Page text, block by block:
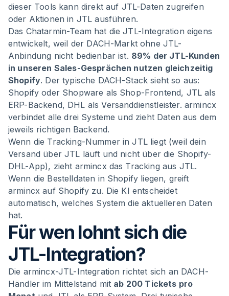
dieser Tools kann direkt auf JTL-Daten zugreifen
oder Aktionen in JTL ausführen.
Das Chatarmin-Team hat die JTL-Integration eigens
entwickelt, weil der DACH-Markt ohne JTL-
Anbindung nicht bedienbar ist. 89% der JTL-Kunden
in unseren Sales-Gesprächen nutzen gleichzeitig
Shopify. Der typische DACH-Stack sieht so aus:
Shopify oder Shopware als Shop-Frontend, JTL als
ERP-Backend, DHL als Versanddienstleister. armincx
verbindet alle drei Systeme und zieht Daten aus dem
jeweils richtigen Backend.
Wenn die Tracking-Nummer in JTL liegt (weil dein
Versand über JTL läuft und nicht über die Shopify-
DHL-App), zieht armincx das Tracking aus JTL.
Wenn die Bestelldaten in Shopify liegen, greift
armincx auf Shopify zu. Die KI entscheidet
automatisch, welches System die aktuelleren Daten
hat.
Für wen lohnt sich die
JTL-Integration?
Die armincx-JTL-Integration richtet sich an DACH-
Händler im Mittelstand mit ab 200 Tickets pro